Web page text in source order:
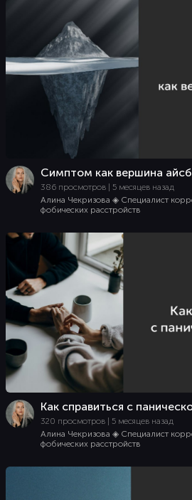
Симптом как вершина
386 просмотров | 5 месяцев назад
Алина Чекризова ◈ Специалист
фобических расстройств
Как справиться с
320 просмотров | 5 месяцев назад
Алина Чекризова ◈ Специалист
фобических расстройств